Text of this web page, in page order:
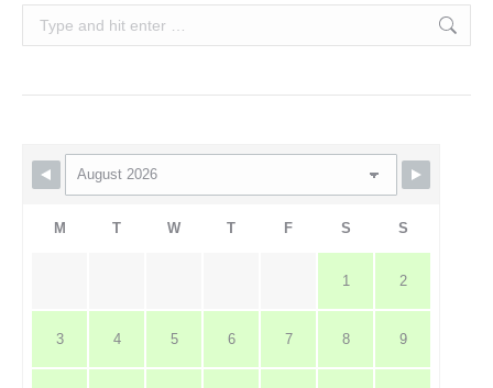
Search:
M T W T F S S
1 2
3 4 5 6 7 8 9